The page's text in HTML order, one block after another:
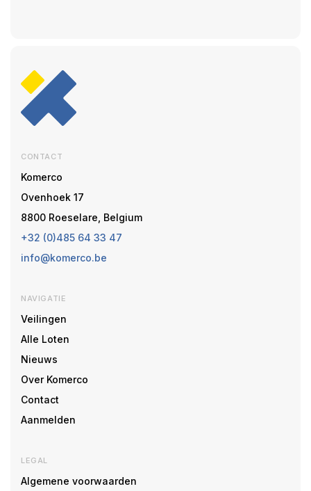
CONTACT
Komerco
Ovenhoek 17
8800 Roeselare, Belgium
+32 (0)485 64 33 47
info@komerco.be
NAVIGATIE
Veilingen
Alle Loten
Nieuws
Over Komerco
Contact
Aanmelden
LEGAL
Algemene voorwaarden